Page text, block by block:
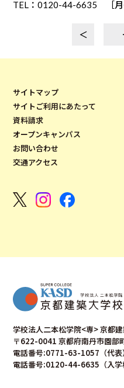
TEL：0120-44-6635 ［月
＜
サイトマップ
サイトご利用にあたって
資料請求
オープンキャンパス
お問い合わせ
交通アクセス
学校法人二本松学院<専> 京都
〒622-0041 京都府南丹市園部
電話番号:0771-63-1057（代表
電話番号:0120-44-6635（入学